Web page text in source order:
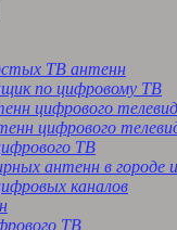
ТВ антенн
по цифровому ТВ
цифрового
цифрового
ТВ
антенн в городе
каналов
ТВ